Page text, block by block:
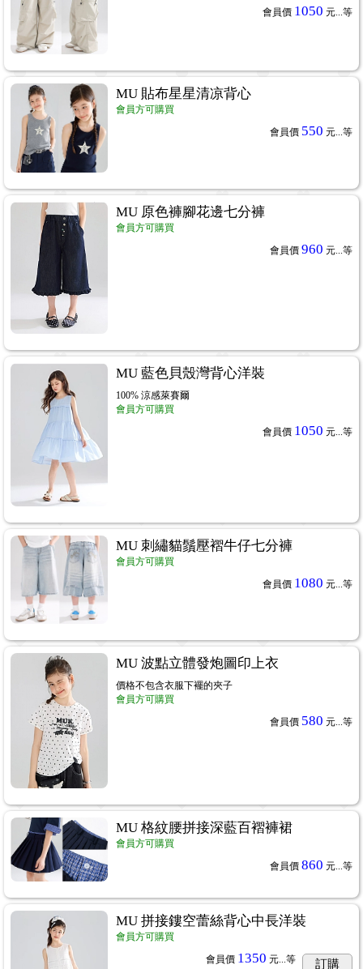
會員價 1050 元... 等
MU 貼布星星清凉背心
會員方可購買
會員價 550 元...等
MU 原色褲腳花邊七分褲
會員方可購買
會員價 960 元... 等
MU 藍色貝殼灣背心洋裝
100% 涼感萊賽爾
會員方可購買
會員價 1050 元...等
MU 刺繡貓鬚壓褶牛仔七分褲
會員方可購買
會員價 1080 元...等
MU 波點立體發炮圖印上衣
價格不包含衣服下襬的夾子
會員方可購買
會員價 580 元...等
MU 格紋腰拼接深藍百褶褲裙
會員方可購買
會員價 860 元... 等
MU 拼接鏤空蕾絲背心中長洋裝
會員方可購買
會員價 1350 元...等 訂購